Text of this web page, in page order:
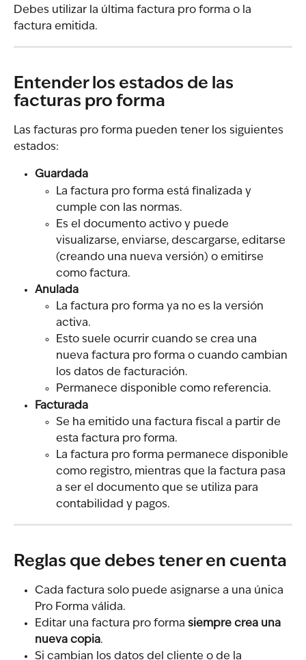
Debes utilizar la última factura pro forma o la
factura emitida.
Entender los estados de las
facturas pro forma
Las facturas pro forma pueden tener los siguientes
estados:
Guardada
La factura pro forma está finalizada y
cumple con las normas.
Es el documento activo y puede
visualizarse, enviarse, descargarse, editarse
(creando una nueva versión) o emitirse
como factura.
Anulada
La factura pro forma ya no es la versión
activa.
Esto suele ocurrir cuando se crea una
nueva factura pro forma o cuando cambian
los datos de facturación.
Permanece disponible como referencia.
Facturada
Se ha emitido una factura fiscal a partir de
esta factura pro forma.
La factura pro forma permanece disponible
como registro, mientras que la factura pasa
a ser el documento que se utiliza para
contabilidad y pagos.
Reglas que debes tener en cuenta
Cada factura solo puede asignarse a una única
Pro Forma válida.
Editar una factura pro forma siempre crea una
nueva copia.
Si cambian los datos del cliente o de la